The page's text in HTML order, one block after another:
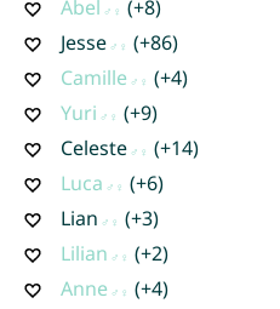
Abel
(+8)
Jesse
(+86)
Camille
(+4)
Yuri
(+9)
Celeste
(+14)
Luca
(+6)
Lian
(+3)
Lilian
(+2)
Anne
(+4)